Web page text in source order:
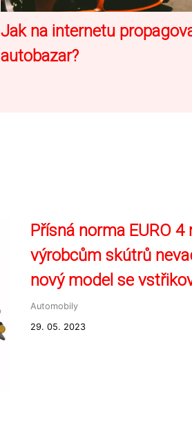
Jak na internetu
autobazar?
Přísná norma EURO
výrobcům skútrů
nový model se
Automobily
29. 05. 2023